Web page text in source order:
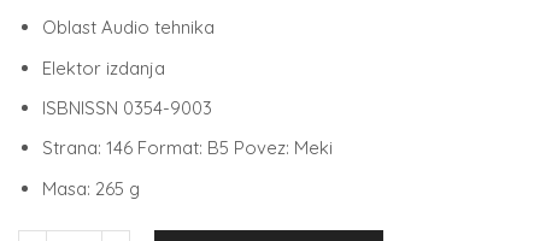
Oblast Audio tehnika
Elektor izdanja
ISBNISSN 0354-9003
Strana: 146 Format: B5 Povez: Meki
Masa: 265 g